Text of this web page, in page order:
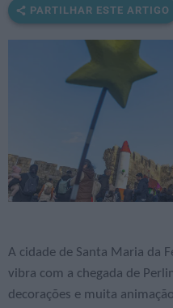
PARTILHAR ESTE ARTIGO
A cidade de Santa Maria da
vibra com a chegada de
decorações e muita